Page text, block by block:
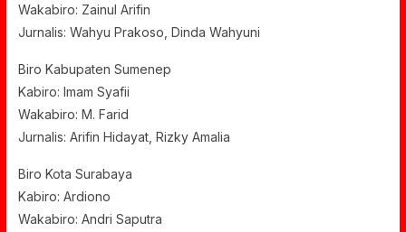
Wakabiro: Zainul Arifin
Jurnalis: Wahyu Prakoso, Dinda Wahyuni
Biro Kabupaten Sumenep
Kabiro: Imam Syafii
Wakabiro: M. Farid
Jurnalis: Arifin Hidayat, Rizky Amalia
Biro Kota Surabaya
Kabiro: Ardiono
Wakabiro: Andri Saputra